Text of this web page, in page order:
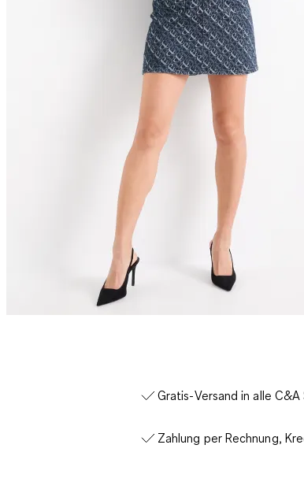
Gratis-Versand in alle
Zahlung per Rechnung,